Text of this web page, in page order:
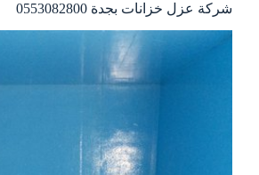
شركة عزل خزانات بجدة 0553082800